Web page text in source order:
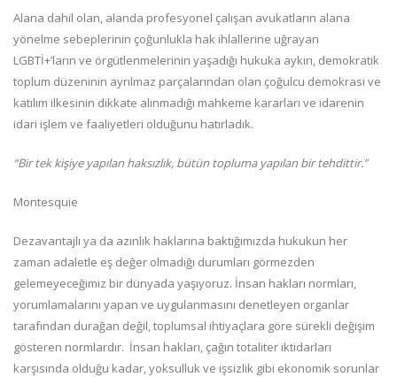
Alana dahil olan, alanda profesyonel çalışan avukatların alana
yönelme sebeplerinin çoğunlukla hak ihlallerine uğrayan
LGBTİ+’ların ve örgütlenmelerinin yaşadığı hukuka aykırı, demokratik
toplum düzeninin ayrılmaz parçalarından olan çoğulcu demokrasi ve
katılım ilkesinin dikkate alınmadığı mahkeme kararları ve idarenin
idari işlem ve faaliyetleri olduğunu hatırladık.
“Bir tek kişiye yapılan haksızlık, bütün topluma yapılan bir tehdittir.”
Montesquie
Dezavantajlı ya da azınlık haklarına baktığımızda hukukun her
zaman adaletle eş değer olmadığı durumları görmezden
gelemeyeceğimiz bir dünyada yaşıyoruz. İnsan hakları normları,
yorumlamalarını yapan ve uygulanmasını denetleyen organlar
tarafından durağan değil, toplumsal ihtiyaçlara göre sürekli değişim
gösteren normlardır. İnsan hakları, çağın totaliter iktidarları
karşısında olduğu kadar, yoksulluk ve işsizlik gibi ekonomik sorunlar